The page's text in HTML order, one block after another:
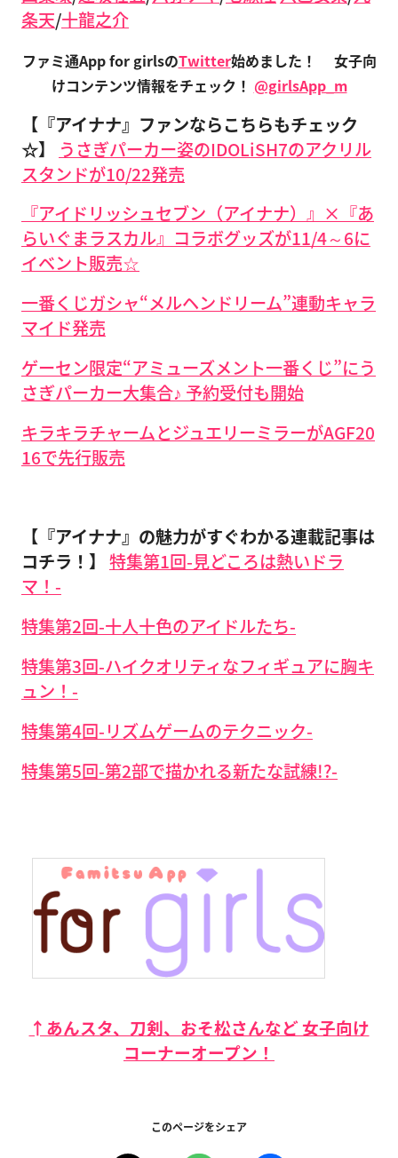
条天/十龍之介
ファミ通App for girlsのTwitter始めました！
女子向
けコンテンツ情報をチェック！ @girlsApp_m
【『アイナナ』ファンならこちらもチェック
☆】
うさぎパーカー姿のIDOLiSH7のアクリル
スタンドが10/22発売
『アイドリッシュセブン（アイナナ）』×『あ
らいぐまラスカル』コラボグッズが11/4～6に
イベント販売☆
一番くじガシャ“メルヘンドリーム”連動キャラ
マイド発売
ゲーセン限定“アミューズメント一番くじ”にう
さぎパーカー大集合♪ 予約受付も開始
キラキラチャームとジュエリーミラーがAGF20
16で先行販売
【『アイナナ』の魅力がすぐわかる連載記事は
コチラ！】 特集第1回-見どころは熱いドラ
マ！-
特集第2回-十人十色のアイドルたち-
特集第3回-ハイクオリティなフィギュアに胸キ
ュン！-
特集第4回-リズムゲームのテクニック-
特集第5回-第2部で描かれる新たな試練!?-
↑あんスタ、刀剣、おそ松さんなど 女子向け
コーナーオープン！
このページをシェア